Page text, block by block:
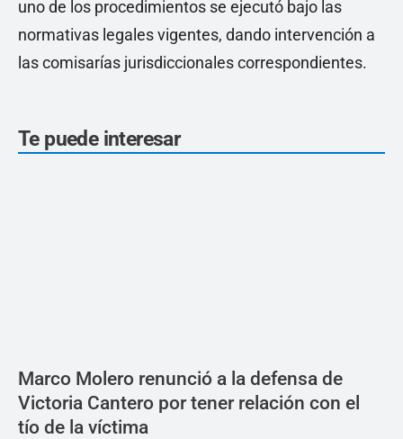
uno de los procedimientos se ejecutó bajo las
normativas legales vigentes, dando intervención a
las comisarías jurisdiccionales correspondientes.
Te puede interesar
Marco Molero renunció a la defensa de
Victoria Cantero por tener relación con el
tío de la víctima